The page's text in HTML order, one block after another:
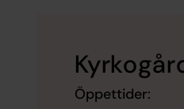
Öppettider: